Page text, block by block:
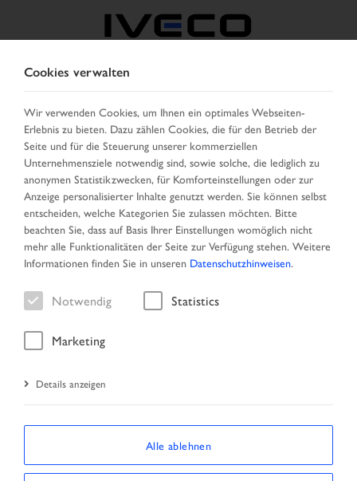
BELGIEN
LAND AUSWÄHLEN SPRACHE ÄNDERN
Toggle
navigation
MENU
Fahrzeug
Startseite Neu eingetroffen
Cookies verwalten
Wir verwenden Cookies, um Ihnen ein optimales Webseiten-
Erlebnis zu bieten. Dazu zählen Cookies, die für den Betrieb der
Seite und für die Steuerung unserer kommerziellen
Unternehmensziele notwendig sind, sowie solche, die lediglich zu
anonymen Statistikzwecken, für Komforteinstellungen oder zur
Anzeige personalisierter Inhalte genutzt werden. Sie können selbst
entscheiden, welche Kategorien Sie zulassen möchten. Bitte
beachten Sie, dass auf Basis Ihrer Einstellungen womöglich nicht
mehr alle Funktionalitäten der Seite zur Verfügung stehen. Weitere
Informationen finden Sie in unseren Datenschutzhinweisen.
Notwendig Statistics
Marketing
Details anzeigen
Alle ablehnen